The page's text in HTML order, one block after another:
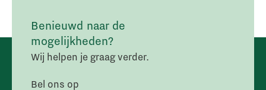
Benieuwd naar de
mogelijkheden?
Wij helpen je graag verder.
Bel ons op